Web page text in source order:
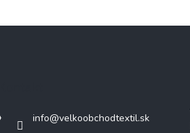
info@velkoobchodtextil.sk